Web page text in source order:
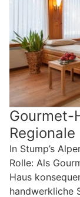
Gourmet-
In Stump’s
Rolle: Als
Haus
handwerkliche